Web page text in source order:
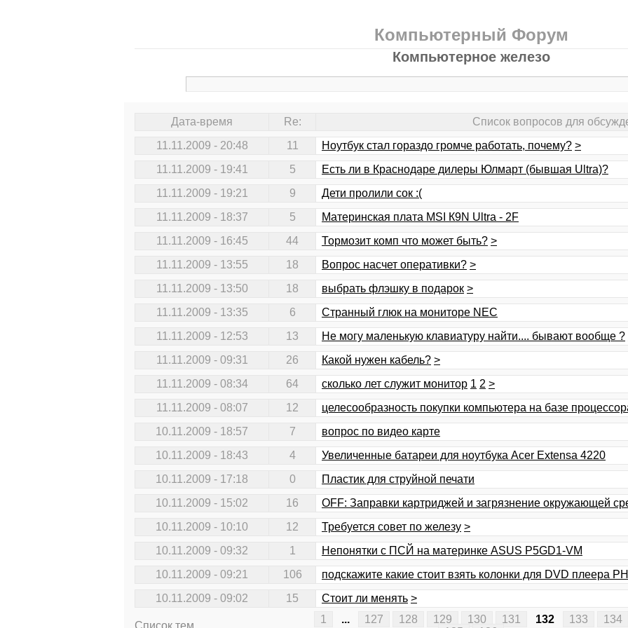
Компьютерный Форум
Компьютерное железо
Дата-время Re:
Список вопросов для
11.11.2009 - 20:48
11 Ноутбук стал гораздо громче работать, почему? >
11.11.2009 - 19:41
5
Есть ли в Краснодаре дилеры Юлмарт (бывшая Ultra)?
11.11.2009 - 19:21
9
Дети пролили сок :(
11.11.2009 - 18:37
5
Материнская плата MSI К9N Ultra - 2F
11.11.2009 - 16:45
44 Тормозит комп что может быть? >
11.11.2009 - 13:55
18 Вопрос насчет оперативки? >
11.11.2009 - 13:50
18 выбрать флэшку в подарок >
11.11.2009 - 13:35
6
Странный глюк на мониторе NEC
11.11.2009 - 12:53
13 Не могу маленькую клавиатуру найти.... бывают вообще ?
11.11.2009 - 09:31
26 Какой нужен кабель? >
11.11.2009 - 08:34
64 сколько лет служит монитор 1 2 >
11.11.2009 - 08:07
12 целесообразность покупки компьютера на базе
10.11.2009 - 18:57
7
вопрос по видео карте
10.11.2009 - 18:43
4
Увеличенные батареи для ноутбука Acer Extensa 4220
10.11.2009 - 17:18
0
Пластик для струйной печати
10.11.2009 - 15:02
16 OFF: Заправки картриджей и загрязнение окружающей
10.11.2009 - 10:10
12 Требуется совет по железу >
10.11.2009 - 09:32
1
Непонятки с ПСЙ на материнке ASUS P5GD1-VM
10.11.2009 - 09:21
106 подскажите какие стоит взять колонки для DVD плеера
10.11.2009 - 09:02
15 Стоит ли менять >
Список тем
1 ... 127 128 129 130 131 132 133
134